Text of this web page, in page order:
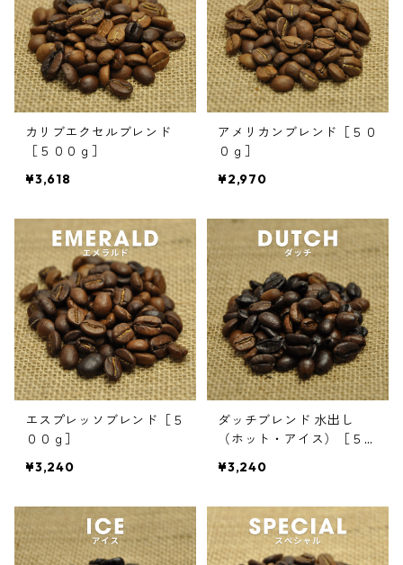
カリブエクセルブレンド
［５００ｇ］
¥3,618
アメリカンブレンド［５０
０ｇ］
¥2,970
エスプレッソブレンド［５
００ｇ］
¥3,240
ダッチブレンド 水出し
（ホット・アイス）［５０
¥3,240